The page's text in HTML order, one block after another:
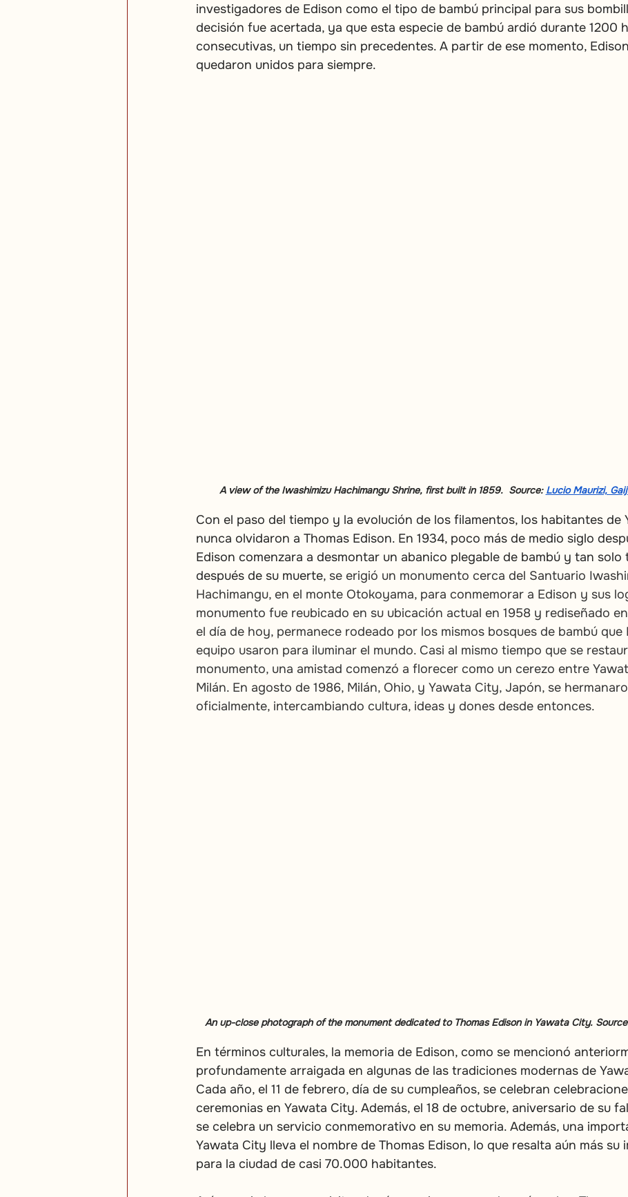
investigadores de Edison como el tipo de bambú principal para sus
decisión fue acertada, ya que esta especie de bambú ardió durante 1200
consecutivas, un tiempo sin precedentes. A partir de ese momento,
quedaron unidos para siempre.
A view of the Iwashimizu Hachimangu Shrine, first built in 1859.  Source: Lucio Maurizi,
Con el paso del tiempo y la evolución de los filamentos, los habitantes de
nunca olvidaron a Thomas Edison. En 1934, poco más de medio siglo
Edison comenzara a desmontar un abanico plegable de bambú y tan solo
después de su muerte, se erigió un monumento cerca del Santuario
Hachimangu, en el monte Otokoyama, para conmemorar a Edison y sus
monumento fue reubicado en su ubicación actual en 1958 y rediseñado
el día de hoy, permanece rodeado por los mismos bosques de bambú que
equipo usaron para iluminar el mundo. Casi al mismo tiempo que se
monumento, una amistad comenzó a florecer como un cerezo entre
Milán. En agosto de 1986, Milán, Ohio, y Yawata City, Japón, se
oficialmente, intercambiando cultura, ideas y dones desde entonces.
An up-close photograph of the monument dedicated to Thomas Edison in Yawata City.
En términos culturales, la memoria de Edison, como se mencionó
profundamente arraigada en algunas de las tradiciones modernas de
Cada año, el 11 de febrero, día de su cumpleaños, se celebran
ceremonias en Yawata City. Además, el 18 de octubre, aniversario de su
se celebra un servicio conmemorativo en su memoria. Además, una
Yawata City lleva el nombre de Thomas Edison, lo que resalta aún más su
para la ciudad de casi 70.000 habitantes.